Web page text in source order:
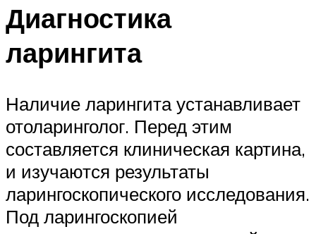
Диагностика
ларингита
Наличие ларингита устанавливает
отоларинголог. Перед этим
составляется клиническая картина,
и изучаются результаты
ларингоскопического исследования.
Под ларингоскопией